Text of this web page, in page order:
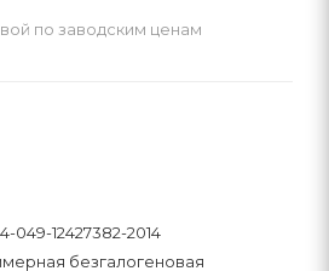
по заводским ценам
049-12427382-2014
безгалогеновая